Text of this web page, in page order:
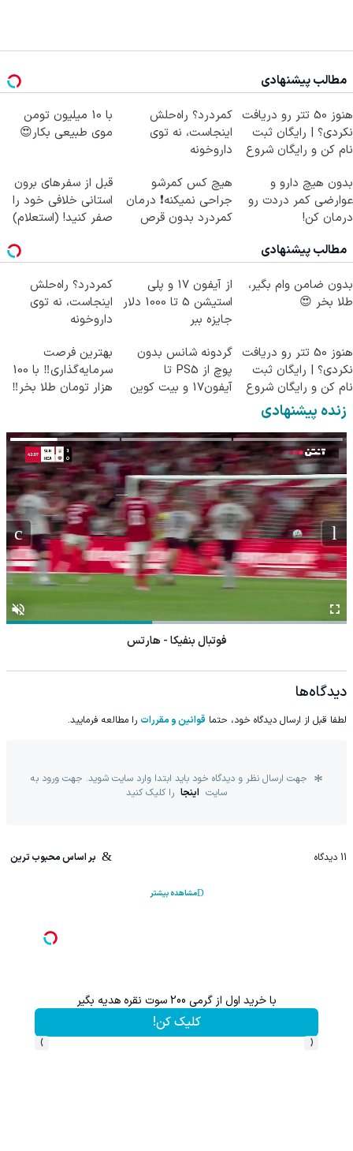
مطالب پیشنهادی
هنوز 50 تتر رو دریافت
نکردی؟ | رایگان ثبت
نام کن و رایگان شروع
کمردرد؟ راه‌حلش
اینجاست، نه توی
داروخونه
با 10 میلیون تومن
موی طبیعی بکار😍
بدون هیچ دارو و
عوارضی کمر دردت رو
درمان کن!
هیچ کس کمرشو
جراحی نمیکنه❗ درمان
کمردرد بدون قرص
قبل از سفرهای برون
استانی خلافی خود را
صفر کنید! (استعلام)
مطالب پیشنهادی
بدون ضامن وام بگیر،
طلا بخر 😍
از آیفون 17 و پلی
استیشن 5 تا 1000 دلار
جایزه ببر
کمردرد؟ راه‌حلش
اینجاست، نه توی
داروخونه
هنوز 50 تتر رو دریافت
نکردی؟ | رایگان ثبت
نام کن و رایگان شروع
کن!
گردونه شانس بدون
پوچ از PS5 تا
آیفون17 و بیت کوین
بهترین فرصت
سرمایه‌گذاری‼️ با 100
هزار تومان طلا بخر‼️
زنده پیشنهادی
فوتبال بنفیکا - هارتس
دیدگاه‌ها
لطفا قبل از ارسال دیدگاه خود، حتما قوانین و مقررات را مطالعه فرمایید.
جهت ارسال نظر و دیدگاه خود باید ابتدا وارد سایت شوید. جهت ورود به
سایت اینجا را کلیک کنید
11 دیدگاه بر اساس محبوب ترین
مشاهده بیشتر
با خرید اول از گرمی 200 سوت نقره هدیه بگیر
کلیک کن!
‹
›